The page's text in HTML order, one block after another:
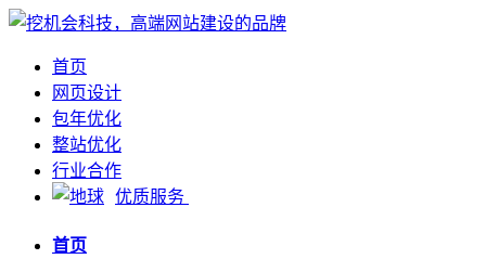
首页
网页设计
包年优化
整站优化
行业合作
优质服务
首页